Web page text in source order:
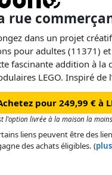
rue
dans un projet
pour adultes (11371)
fascinante addition à la
LEGO. Inspiré de
ce modèle
angle pleins de charme
et une place typique.
bâtiment de 3 étages
pour 249,99 € à
l'option livrée à la maison la
liens peuvent être des
des achats éligibles. (